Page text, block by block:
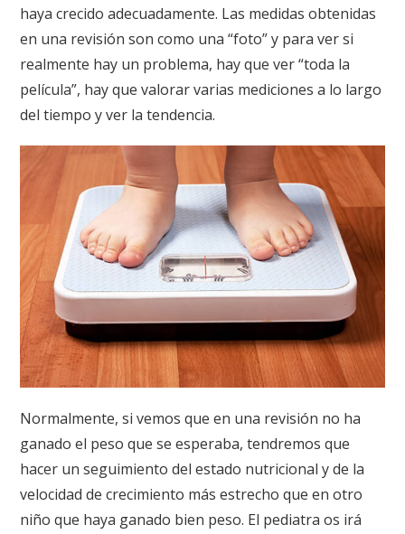
haya crecido adecuadamente. Las medidas obtenidas
en una revisión son como una “foto” y para ver si
realmente hay un problema, hay que ver “toda la
película”, hay que valorar varias mediciones a lo largo
del tiempo y ver la tendencia.
Normalmente, si vemos que en una revisión no ha
ganado el peso que se esperaba, tendremos que
hacer un seguimiento del estado nutricional y de la
velocidad de crecimiento más estrecho que en otro
niño que haya ganado bien peso. El pediatra os irá